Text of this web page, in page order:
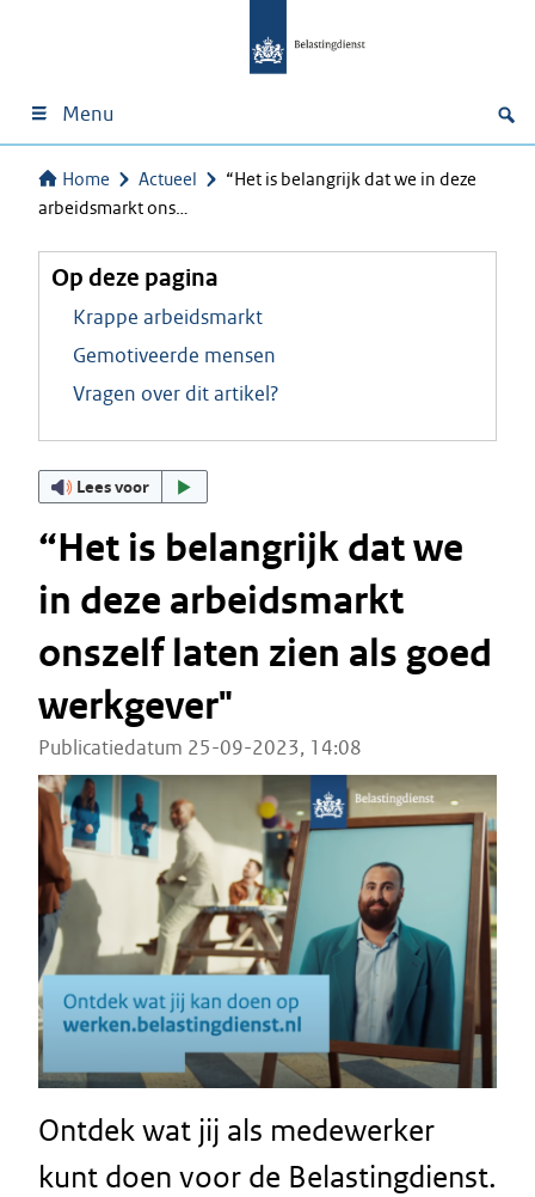
Menu
Home Actueel
“Het is belangrijk dat we in deze
arbeidsmarkt ons…
Op deze pagina
Krappe arbeidsmarkt
Gemotiveerde mensen
Vragen over dit artikel?
Lees voor
“Het is belangrijk dat we
in deze arbeidsmarkt
onszelf laten zien als goed
werkgever"
Publicatiedatum 25-09-2023, 14:08
Ontdek wat jij als medewerker
kunt doen voor de Belastingdienst.